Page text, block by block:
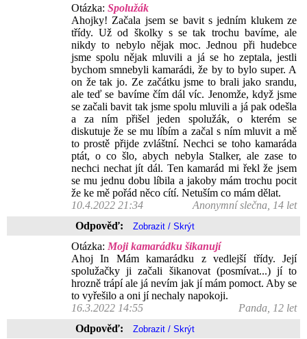
Otázka: Spolužák
Ahojky! Začala jsem se bavit s jedním klukem ze
třídy. Už od školky s se tak trochu bavíme, ale
nikdy to nebylo nějak moc. Jednou při hudebce
jsme spolu nějak mluvili a já se ho zeptala, jestli
bychom smnebyli kamarádi, že by to bylo super. A
on že tak jo. Ze začátku jsme to brali jako srandu,
ale teď se bavíme čím dál víc. Jenomže, když jsme
se začali bavit tak jsme spolu mluvili a já pak odešla
a za ním přišel jeden spolužák, o kterém se
diskutuje že se mu líbím a začal s ním mluvit a mě
to prostě přijde zvláštní. Nechci se toho kamaráda
ptát, o co šlo, abych nebyla Stalker, ale zase to
nechci nechat jít dál. Ten kamarád mi řekl že jsem
se mu jednu dobu líbila a jakoby mám trochu pocit
že ke mě pořád něco cítí. Netuším co mám dělat.
10.4.2022 21:34
Anonymní slečna, 14 let
Odpověď:
Otázka: Moji kamarádku šikanují
Ahoj In Mám kamarádku z vedlejší třídy. Její
spolužačky ji začali šikanovat (posmívat...) jí to
hrozně trápí ale já nevím jak jí mám pomoct. Aby se
to vyřešilo a oni jí nechaly napokoji.
16.3.2022 14:55
Panda, 12 let
Odpověď: